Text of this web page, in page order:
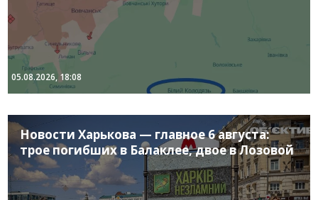
05.08.2026, 18:08
Новости Харькова — главное 6 августа:
трое погибших в Балаклее, двое в Лозовой